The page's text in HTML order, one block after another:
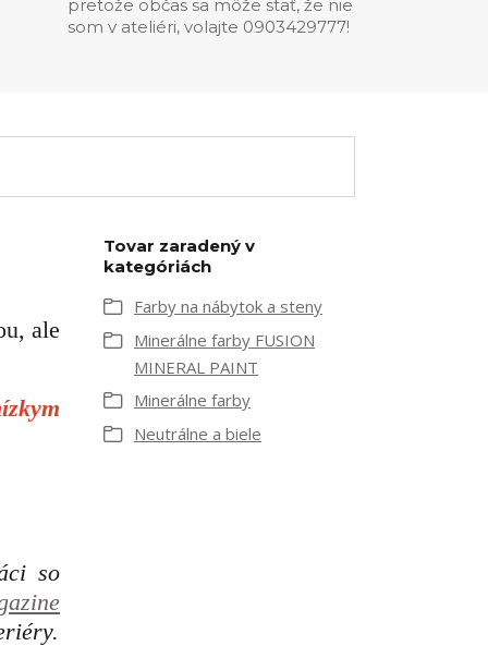
pretože občas sa môže stať, že nie
som v ateliéri, volajte 0903429777!
ale
so
Tovar zaradený v
kategóriách
Farby na nábytok a steny
Minerálne farby FUSION
MINERAL PAINT
Minerálne farby
Neutrálne a biele